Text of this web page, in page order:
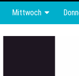
Mittwoch